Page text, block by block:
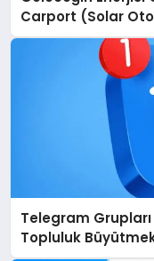
Carport (Solar
Telegram
Topluluk